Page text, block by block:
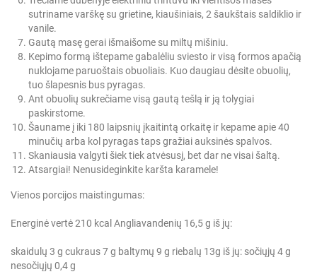
sutriname varškę su grietine, kiaušiniais, 2 šaukštais saldiklio ir
vanile.
Gautą masę gerai išmaišome su miltų mišiniu.
Kepimo formą ištepame gabalėliu sviesto ir visą formos apačią
nuklojame paruoštais obuoliais. Kuo daugiau dėsite obuolių,
tuo šlapesnis bus pyragas.
Ant obuolių sukrečiame visą gautą tešlą ir ją tolygiai
paskirstome.
Šauname į iki 180 laipsnių įkaitintą orkaitę ir kepame apie 40
minučių arba kol pyragas taps gražiai auksinės spalvos.
Skaniausia valgyti šiek tiek atvėsusį, bet dar ne visai šaltą.
Atsargiai! Nenusideginkite karšta karamele!
Vienos porcijos maistingumas:
Energinė vertė 210 kcal Angliavandenių 16,5 g iš jų:
skaidulų 3 g cukraus 7 g baltymų 9 g riebalų 13g iš jų: sočiųjų 4 g
nesočiųjų 0,4 g